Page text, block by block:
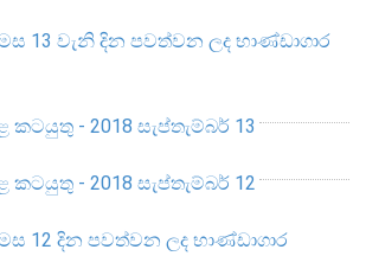
ගුණාංග
මස 13 වැනි දින පවත්වන ලද භාණ්ඩාගාර
- 2018 සැප්තැම්බර් 13
- 2018 සැප්තැම්බර් 12
මස 12 දින පවත්වන ලද භාණ්ඩාගාර